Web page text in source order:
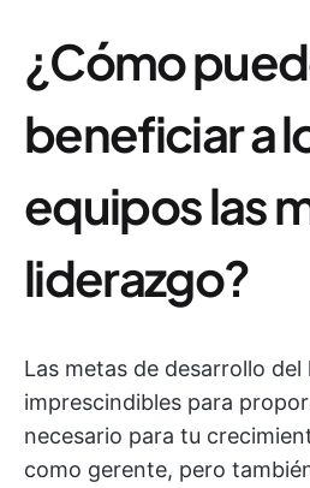
¿Cómo
beneficiar a
equipos las
liderazgo?
Las metas de desarrollo
imprescindibles para
necesario para tu
como gerente, pero